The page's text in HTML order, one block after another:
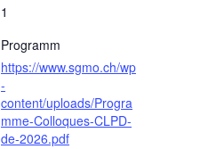
1
Programm
https://www.sgmo.ch/wp
-
content/uploads/Progra
mme-Colloques-CLPD-
de-2026.pdf